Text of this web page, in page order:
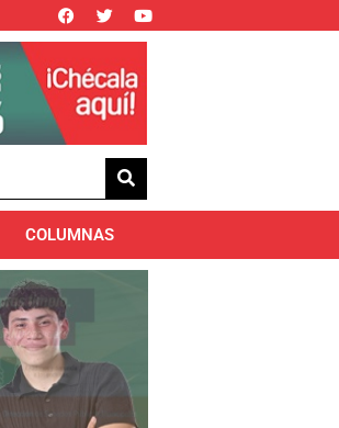
COLUMNAS